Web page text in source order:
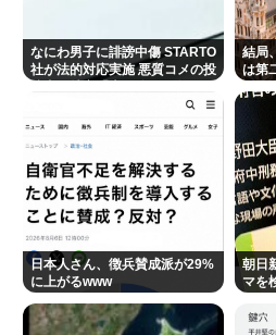
すく放映してしまうwww
あのちゃんさん、完全に許
るほど許されてしまう
Powered by livedoor 相互RSS
なにわ男子に誹謗中傷 STARTO
社が法的対応実施 悪質コメの投
結局
は第
日本人さん、徴兵賛成派が29%
に上がるwww
朝日
マを